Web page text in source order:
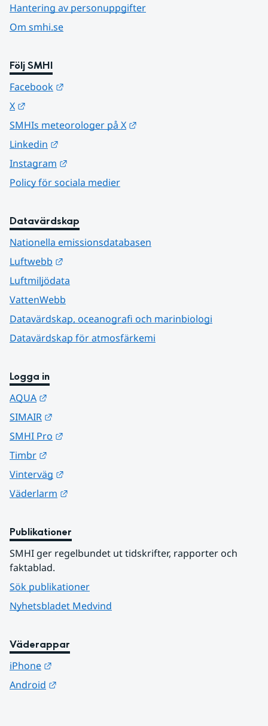
Hantering av personuppgifter
Om smhi.se
Följ SMHI
Facebook
X
SMHIs meteorologer på X
Linkedin
Instagram
Policy för sociala medier
Datavärdskap
Nationella emissionsdatabasen
Luftwebb
Luftmiljödata
VattenWebb
Datavärdskap, oceanografi och marinbiologi
Datavärdskap för atmosfärkemi
Logga in
AQUA
SIMAIR
SMHI Pro
Timbr
Vinterväg
Väderlarm
Publikationer
SMHI ger regelbundet ut tidskrifter, rapporter och
faktablad.
Sök publikationer
Nyhetsbladet Medvind
Väderappar
iPhone
Android